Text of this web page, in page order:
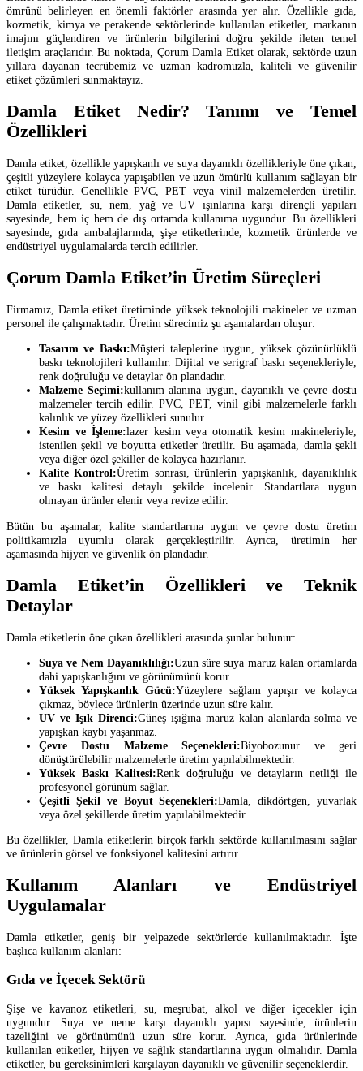
ömrünü belirleyen en önemli faktörler arasında yer alır. Özellikle gıda,
kozmetik, kimya ve perakende sektörlerinde kullanılan etiketler, markanın
imajını güçlendiren ve ürünlerin bilgilerini doğru şekilde ileten temel
iletişim araçlarıdır. Bu noktada, Çorum Damla Etiket olarak, sektörde uzun
yıllara dayanan tecrübemiz ve uzman kadromuzla, kaliteli ve güvenilir
etiket çözümleri sunmaktayız.
Damla Etiket Nedir? Tanımı ve Temel
Özellikleri
Damla etiket, özellikle yapışkanlı ve suya dayanıklı özellikleriyle öne çıkan,
çeşitli yüzeylere kolayca yapışabilen ve uzun ömürlü kullanım sağlayan bir
etiket türüdür. Genellikle PVC, PET veya vinil malzemelerden üretilir.
Damla etiketler, su, nem, yağ ve UV ışınlarına karşı dirençli yapıları
sayesinde, hem iç hem de dış ortamda kullanıma uygundur. Bu özellikleri
sayesinde, gıda ambalajlarında, şişe etiketlerinde, kozmetik ürünlerde ve
endüstriyel uygulamalarda tercih edilirler.
Çorum Damla Etiket’in Üretim Süreçleri
Firmamız, Damla etiket üretiminde yüksek teknolojili makineler ve uzman
personel ile çalışmaktadır. Üretim sürecimiz şu aşamalardan oluşur:
Tasarım ve Baskı:Müşteri taleplerine uygun, yüksek çözünürlüklü
baskı teknolojileri kullanılır. Dijital ve serigraf baskı seçenekleriyle,
renk doğruluğu ve detaylar ön plandadır.
Malzeme Seçimi:kullanım alanına uygun, dayanıklı ve çevre dostu
malzemeler tercih edilir. PVC, PET, vinil gibi malzemelerle farklı
kalınlık ve yüzey özellikleri sunulur.
Kesim ve İşleme:lazer kesim veya otomatik kesim makineleriyle,
istenilen şekil ve boyutta etiketler üretilir. Bu aşamada, damla şekli
veya diğer özel şekiller de kolayca hazırlanır.
Kalite Kontrol:Üretim sonrası, ürünlerin yapışkanlık, dayanıklılık
ve baskı kalitesi detaylı şekilde incelenir. Standartlara uygun
olmayan ürünler elenir veya revize edilir.
Bütün bu aşamalar, kalite standartlarına uygun ve çevre dostu üretim
politikamızla uyumlu olarak gerçekleştirilir. Ayrıca, üretimin her
aşamasında hijyen ve güvenlik ön plandadır.
Damla Etiket’in Özellikleri ve Teknik
Detaylar
Damla etiketlerin öne çıkan özellikleri arasında şunlar bulunur:
Suya ve Nem Dayanıklılığı:Uzun süre suya maruz kalan ortamlarda
dahi yapışkanlığını ve görünümünü korur.
Yüksek Yapışkanlık Gücü:Yüzeylere sağlam yapışır ve kolayca
çıkmaz, böylece ürünlerin üzerinde uzun süre kalır.
UV ve Işık Direnci:Güneş ışığına maruz kalan alanlarda solma ve
yapışkan kaybı yaşanmaz.
Çevre Dostu Malzeme Seçenekleri:Biyobozunur ve geri
dönüştürülebilir malzemelerle üretim yapılabilmektedir.
Yüksek Baskı Kalitesi:Renk doğruluğu ve detayların netliği ile
profesyonel görünüm sağlar.
Çeşitli Şekil ve Boyut Seçenekleri:Damla, dikdörtgen, yuvarlak
veya özel şekillerde üretim yapılabilmektedir.
Bu özellikler, Damla etiketlerin birçok farklı sektörde kullanılmasını sağlar
ve ürünlerin görsel ve fonksiyonel kalitesini artırır.
Kullanım Alanları ve Endüstriyel
Uygulamalar
Damla etiketler, geniş bir yelpazede sektörlerde kullanılmaktadır. İşte
başlıca kullanım alanları:
Gıda ve İçecek Sektörü
Şişe ve kavanoz etiketleri, su, meşrubat, alkol ve diğer içecekler için
uygundur. Suya ve neme karşı dayanıklı yapısı sayesinde, ürünlerin
tazeliğini ve görünümünü uzun süre korur. Ayrıca, gıda ürünlerinde
kullanılan etiketler, hijyen ve sağlık standartlarına uygun olmalıdır. Damla
etiketler, bu gereksinimleri karşılayan dayanıklı ve güvenilir seçeneklerdir.